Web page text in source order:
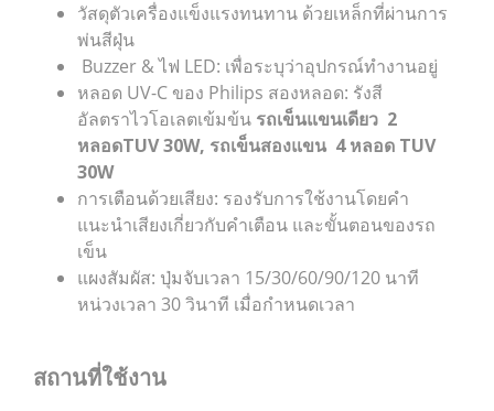
วัสดุตัวเครื่องแข็งแรงทนทาน ด้วยเหล็กที่ผ่านการ
พ่นสีฝุ่น
Buzzer & ไฟ LED: เพื่อระบุว่าอุปกรณ์ทำงานอยู่
หลอด UV-C ของ Philips สองหลอด: รังสี
อัลตราไวโอเลตเข้มข้น รถเข็นแขนเดียว 2
หลอดTUV 30W, รถเข็นสองแขน 4 หลอด TUV
30W
การเตือนด้วยเสียง: รองรับการใช้งานโดยคำ
แนะนำเสียงเกี่ยวกับคำเตือน และขั้นตอนของรถ
เข็น
แผงสัมผัส: ปุ่มจับเวลา 15/30/60/90/120 นาที
หน่วงเวลา 30 วินาที เมื่อกำหนดเวลา
สถานที่ใช้งาน